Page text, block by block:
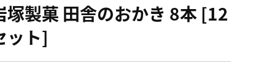
製菓 田舎のおかき 8本 [12
ット]